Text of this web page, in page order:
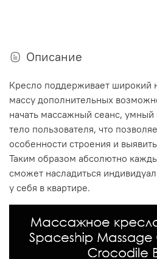
Описание
Кресло поддерживает широкий
массу дополнительных
начать массажный сеанс,
тело пользователя, что
особенности строения и
Таким образом абсолютно
сможет насладиться
у себя в квартире.